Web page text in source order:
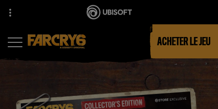
ACHETER LE JEU